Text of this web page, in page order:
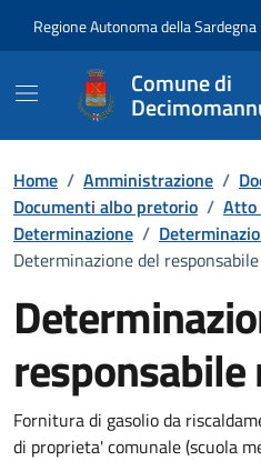
Regione Autonoma della Sardegna
Comune di
Home / Amministrazione /
Documenti albo pretorio / Atto
Determinazione /
Determinazione del
Dettaglio del documento
Fornitura di gasolio da
di proprieta' comunale (scuola